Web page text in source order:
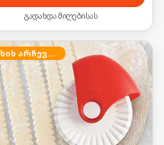
გადახდა მიღებისას
ხალხის არჩევანი